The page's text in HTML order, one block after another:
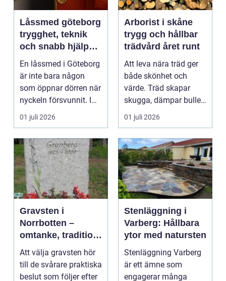
Låssmed göteborg
trygghet, teknik
och snabb hjälp
när du behöver det
En låssmed i Göteborg
är inte bara någon
som öppnar dörren när
nyckeln försvunnit. I
dag handlar yrk...
01 juli 2026
Arborist i skåne
trygg och hållbar
trädvård året runt
Att leva nära träd ger
både skönhet och
värde. Träd skapar
skugga, dämpar buller
och höjer trivseln ...
01 juli 2026
Gravsten i
Norrbotten –
omtanke, tradition
och personligt
uttryck
Att välja gravsten hör
till de svårare praktiska
beslut som följer efter
Stenläggning i
Varberg: Hållbara
ytor med natursten
Stenläggning Varberg
är ett ämne som
engagerar många